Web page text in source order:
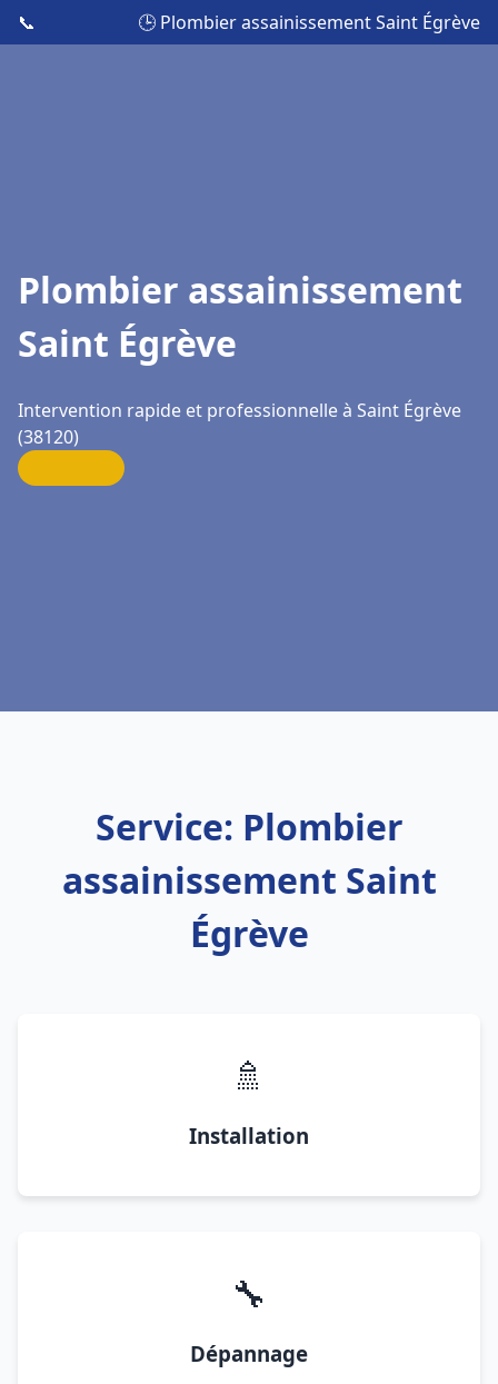
📞 🕒 Plombier assainissement Saint Égrève
Plombier assainissement
Saint Égrève
Intervention rapide et professionnelle à Saint Égrève
(38120)
Service: Plombier
assainissement Saint
Égrève
🚿
Installation
🔧
Dépannage